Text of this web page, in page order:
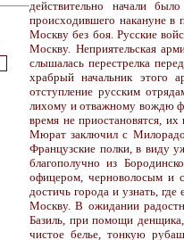
действительно начали
происходившего накануне в
Москву без боя. Русские
Москву. Неприятельская
слышалась перестрелка
храбрый начальник этого
отступление русским
лихому и отважному вождю
время не приостановятся,
Мюрат заключил с
Французские полки, в виду
благополучно из
офицером, черноволосым и
достичь города и узнать,
Москву. В ожидании
Базиль, при помощи
чистое белье, тонкую